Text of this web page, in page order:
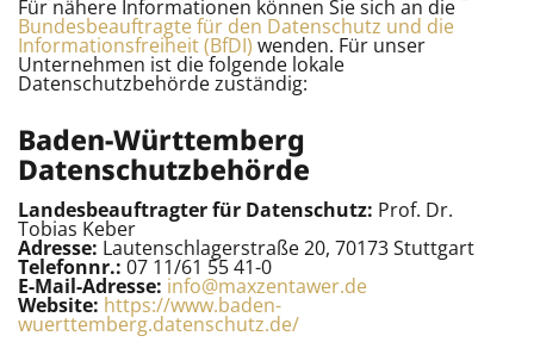
Für nähere Informationen können Sie sich an die
Bundesbeauftragte für den Datenschutz und die
Informationsfreiheit (BfDI) wenden. Für unser
Unternehmen ist die folgende lokale
Datenschutzbehörde zuständig:
Baden-Württemberg
Datenschutzbehörde
Landesbeauftragter für Datenschutz: Prof. Dr.
Tobias Keber
Adresse: Lautenschlagerstraße 20, 70173 Stuttgart
Telefonnr.: 07 11/61 55 41-0
E-Mail-Adresse: info@maxzentawer.de
Website: https://www.baden-
wuerttemberg.datenschutz.de/